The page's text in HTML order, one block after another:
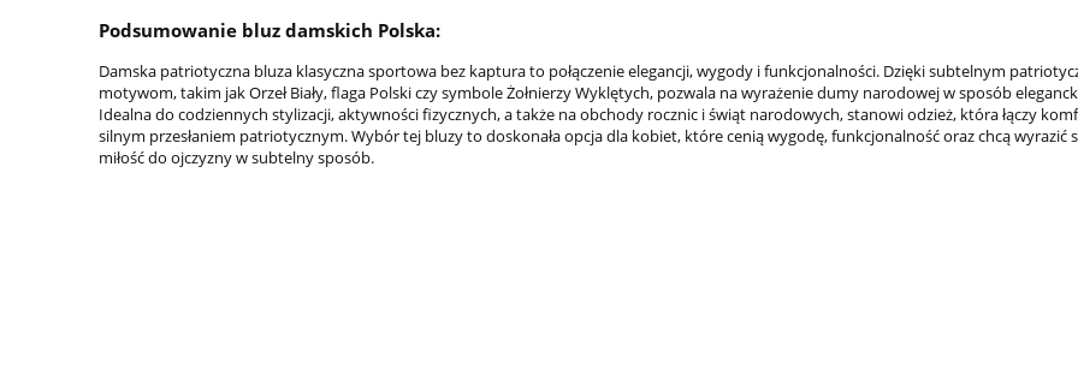
Podsumowanie bluz damskich Polska:
Damska patriotyczna bluza klasyczna sportowa bez kaptura to połączenie elegancji, wygody i funkcjonalności. Dzięki subtelnym
motywom, takim jak Orzeł Biały, flaga Polski czy symbole Żołnierzy Wyklętych, pozwala na wyrażenie dumy narodowej w sposób
Idealna do codziennych stylizacji, aktywności fizycznych, a także na obchody rocznic i świąt narodowych, stanowi odzież, która łączy
silnym przesłaniem patriotycznym. Wybór tej bluzy to doskonała opcja dla kobiet, które cenią wygodę, funkcjonalność oraz chcą wyrazić
miłość do ojczyzny w subtelny sposób.
do koszyka